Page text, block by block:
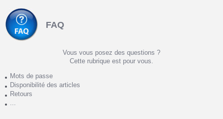
FAQ
Vous vous posez des questions ?
Cette rubrique est pour vous.
Mots de passe
Disponibilité des articles
Retours
...